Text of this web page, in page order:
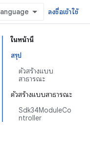
ลงชื่อเข้าใช้
ในหน้านี้
สรุป
ตัวสร้างแบบ
สาธารณะ
ตัวสร้างแบบสาธารณะ
Sdk34ModuleCo
ntroller